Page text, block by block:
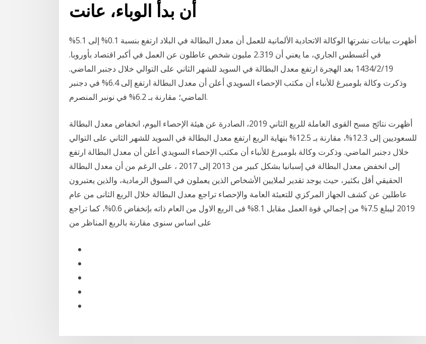
أظهرت بيانات نشرتها الوكالة الاتحادية الألمانية للعمل أن معدل البطالة في البلاد ارتفع بنسبة 0.1% إلى 5.1%
في أغسطس الجاري، ما يعني أن 2.319 مليون شخص عاطلون عن العمل في أكبر اقتصاد بأوروبا.
19‏‏/2‏‏/1434 بعد الهجرة ارتفع معدل البطالة في السويد للشهر الثاني على التوالي خلال دجنبر الماضي.
وذكرت وكالة بلومبرغ للأنباء أن مكتب الإحصاء السويدي أعلن أن معدل البطالة ارتفع إلى 6.4% في دجنبر
الماضي؛ مقارنة بـ 6.2% في نونبر المنصرم.
أظهرت نتائج مسح القوى العاملة للربع الثاني 2019، الصادرة عن هيئة الإحصاء اليوم، انخفاض معدل البطالة
للسعوديين إلى 12.3%، مقارنة بـ 12.5% بنهاية الربع ارتفع معدل البطالة في السويد للشهر الثاني على التوالي
خلال دجنبر الماضي. وذكرت وكالة بلومبرغ للأنباء أن مكتب الإحصاء السويدي أعلن أن معدل البطالة ارتفع
إلى انخفض معدل البطالة في إسبانيا بشكل كبير من 2013 إلى 2017 ، على الرغم من أن معدل البطالة
الحقيقي أقل بكثير، حيث يوجد تقدير لملايين الأشخاص الذين يعملون في السوق الرمادية، والذين يعتبرون
عاطلين عن كشف الجهاز المركزي للتعبئة العامة والإحصاء تراجع معدل البطالة خلال الربع الثانى من عام
2019 ليبلغ 7.5% من إجمالي قوة العمل مقابل 8.1% فى الربع الاول من العام ذاته بإنخفاض 0.6%، كما تراجع
على اساس سنوى مقارنة بالربع المناظر من